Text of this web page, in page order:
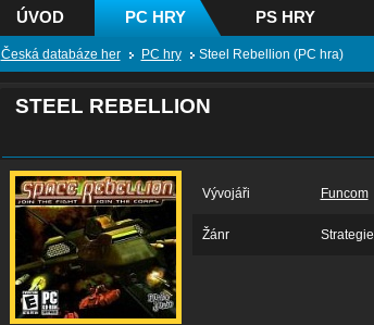
ÚVOD PC HRY PS HRY
Česká databáze her PC hry Steel Rebellion (PC hra)
STEEL REBELLION
Vývojáři Funcom
Žánr Strategie